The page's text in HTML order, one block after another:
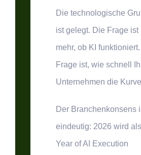
Die technologische
ist gelegt. Die Frage ist
mehr, ob KI
Frage ist, wie schnell
Unternehmen die
Der Branchenkonsens
eindeutig: 2026 wird
Year of AI Execution